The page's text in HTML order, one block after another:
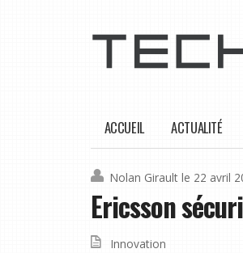
ACCUEIL ACTUALITÉ
Nolan Girault le 22 avril
Ericsson
Innovation